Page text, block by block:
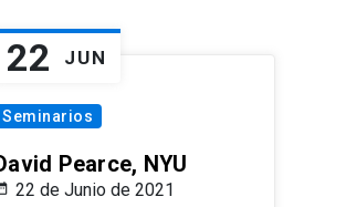
22 JUN
Seminarios
Pearce, NYU
22 de Junio de 2021